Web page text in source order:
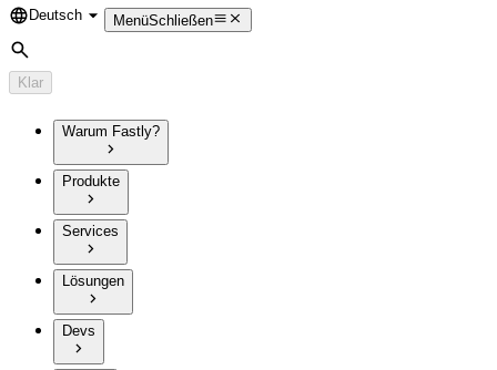
Language
Deutsch MenüSchließen
Suche
Klar
Warum Fastly?
Produkte
Services
Lösungen
Devs